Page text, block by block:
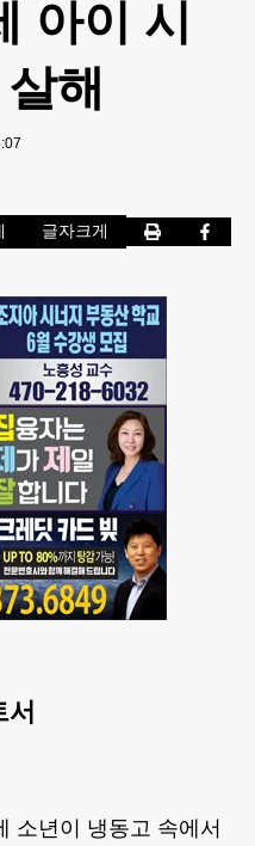
아이 시
해
글자크게
소년이 냉동고 속에서